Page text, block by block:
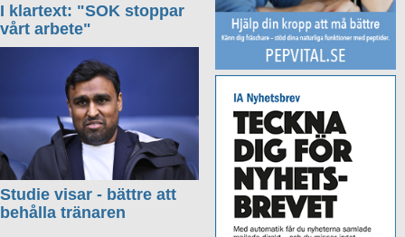
I klartext: "SOK stoppar
vårt arbete"
Studie visar - bättre att
behålla tränaren